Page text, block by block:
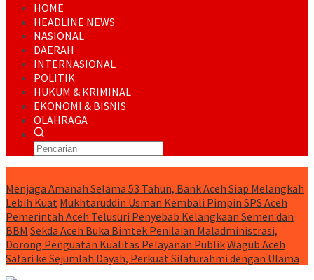
HOME
HEADLINE NEWS
NASIONAL
DAERAH
INTERNASIONAL
POLITIK
HUKUM & KRIMINAL
EKONOMI & BISNIS
OLAHRAGA
Menjaga Amanah Selama 53 Tahun, Bank Aceh Siap Melangkah
Lebih Kuat Mukhtaruddin Usman Kembali Pimpin SPS Aceh
Pemerintah Aceh Telusuri Penyebab Kelangkaan Semen dan
BBM Sekda Aceh Buka Bimtek Penilaian Maladministrasi,
Dorong Penguatan Kualitas Pelayanan PublikWagub Aceh
Safari ke Sejumlah Dayah, Perkuat Silaturahmi dengan Ulama